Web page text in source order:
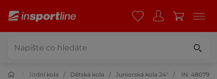
Jízdní kola Dětská kola Juniorská kola 24" IN: 48079